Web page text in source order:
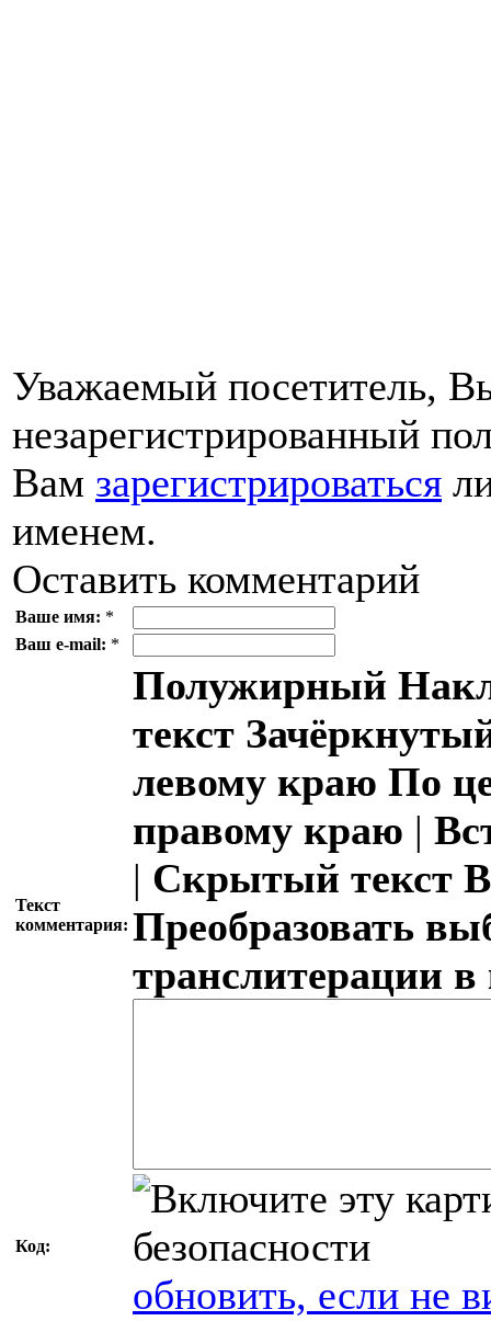
Уважаемый посетитель,
незарегистрированный
Вам зарегистрироваться
именем.
Оставить комментарий
Ваше имя: *
Ваш e-mail: *
Текст
комментария:
Полужирный
текст
левому краю По
правому краю |
| Скрытый текст
Преобразовать
транслитерации
Код:
обновить, если не